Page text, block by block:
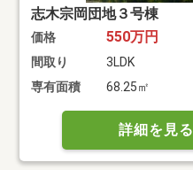
志木宗岡団地３号棟
価格 550万円
間取り
3LDK
専有面積
68.25㎡
詳細を見る